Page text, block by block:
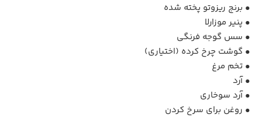
• برنج ریزوتو پخته ‌شده
• پنیر موزارلا
• سس گوجه ‌فرنگی
• گوشت چرخ‌ کرده (اختیاری)
• تخم ‌مرغ
• آرد
• آرد سوخاری
• روغن برای سرخ کردن